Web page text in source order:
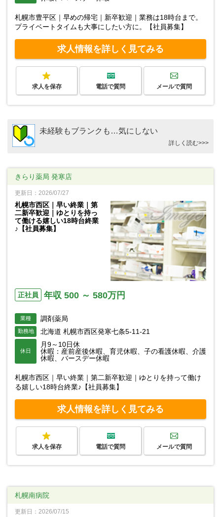
札幌市豊平区｜早めの帰宅｜新卒歓迎｜業務は18時台まで。
プライベートタイムも大事にしたい方に。【社員募集】
求人情報を詳しく見てみる
求人を保存 電話で質問 メールで質問
未経験もブランクも…気にしない
詳しく読む>>>
きらり薬局 発寒店
更新日：2026/07/27
札幌市西区｜早い終業｜第
二新卒歓迎｜ゆとりを持っ
て働ける嬉しい18時台終業
♪【社員募集】
正社員 年収 500 ～ 580万円
業種 調剤薬局
勤務地 北海道 札幌市西区発寒七条5-11-21
休日
月9～10日休
休暇：産前産後休暇、育児休暇、子の看護休暇、介護
休暇、バースデー休暇
札幌市西区｜早い終業｜第二新卒歓迎｜ゆとりを持って働け
る嬉しい18時台終業♪【社員募集】
求人情報を詳しく見てみる
求人を保存 電話で質問 メールで質問
札幌南病院
更新日：2026/07/15